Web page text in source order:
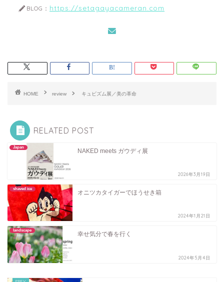
BLOG： https://setagayacameran.com
HOME review キュビズム展／美の革命
RELATED POST
Japan
NAKED meets ガウディ展
2026年3月19日
shaved ice
オニツカタイガーでほうせき箱
2024年1月21日
landscape
幸せ気分で春を行く
2024年5月4日